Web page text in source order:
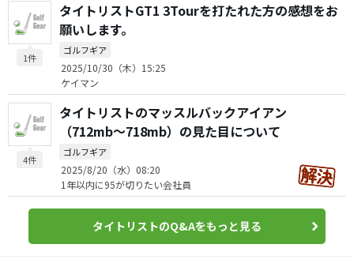
1件
タイトリストGT1 3Tourを打たれた方の感想をお
願いします。
ゴルフギア
2025/10/30（木）15:25
ケイマン
4件
タイトリストのマッスルバックアイアン
（712mb〜718mb）の見た目について
ゴルフギア
2025/8/20（水）08:20
1年以内に95が切りたい会社員
タイトリストのQ&Aをもっと見る